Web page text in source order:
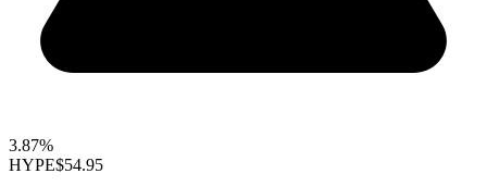
3.87%
HYPE$54.95